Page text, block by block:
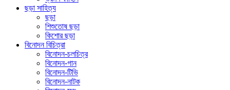
ছড়া সাহিত্য
ছড়া
শিশুতোষ ছড়া
কিশোর ছড়া
বিনোদন বিচিত্রা
বিনোদন-চলচিত্র
বিনোদন-গান
বিনোদন-টিভি
বিনোদন-নাটক